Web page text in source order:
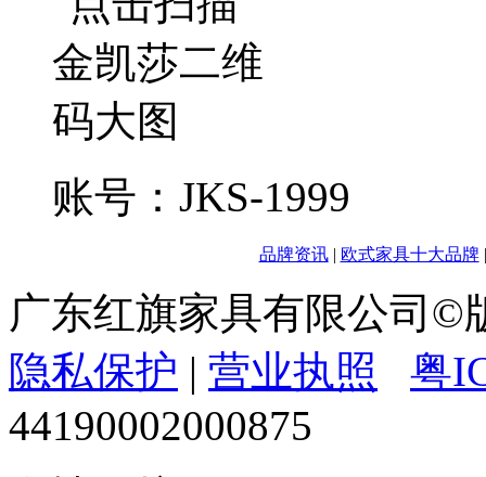
账号：JKS-1999
品牌资讯 欧式家具十大品牌
广东红旗家具有限公司
隐私保护 | 营业执照
粤
44190002000875